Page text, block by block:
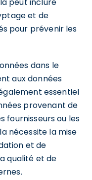
et de
pour prévenir les
dans le
aux données
essentiel
provenant de
fournisseurs ou les
nécessite la mise
et de
qualité et de